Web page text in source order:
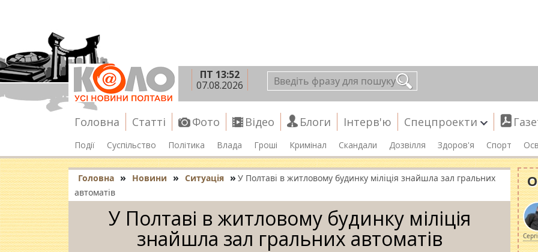
ПТ 13:52
07.08.2026
Головна Статті Фото Відео Блоги Інтерв'ю Спецпроекти
Події Суспільство Політика Влада Гроші Кримінал Скандали Дозвілля Здоров'я Спорт
Головна » Новини » Ситуація » У Полтаві в житловому будинку міліція знайшла зал гральних
автоматів
У Полтаві в житловому будинку міліція
знайшла зал гральних автоматів